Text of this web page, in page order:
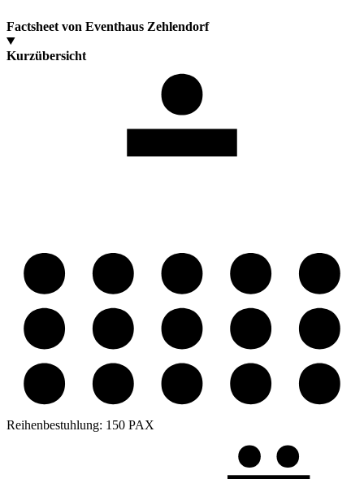
Factsheet von Eventhaus Zehlendorf
Kurzübersicht
Reihenbestuhlung: 150 PAX